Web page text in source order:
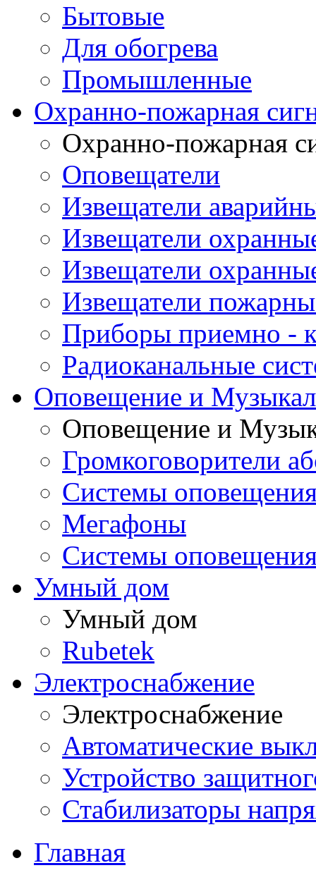
Бытовые
Для обогрева
Промышленные
Охранно-пожарная
Охранно-пожарная
Оповещатели
Извещатели
Извещатели
Извещатели
Извещатели
Приборы приемно -
Радиоканальные
Оповещение и
Оповещение и
Громкоговорители
Системы
Мегафоны
Системы
Умный дом
Умный дом
Rubetek
Электроснабжение
Электроснабжение
Автоматические
Устройство
Стабилизаторы
Главная